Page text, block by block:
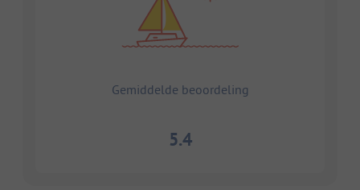
Gemiddelde beoordeling
5.4